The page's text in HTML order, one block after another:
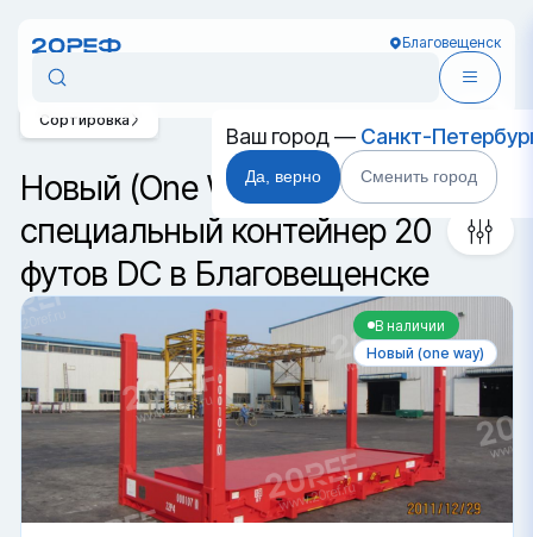
Благовещенск
Ваш город — Санкт-
Да, верно Сменить город
Новый (One Way)
специальный контейнер 20
футов DC в Благовещенске
Сортировка
В наличии
Новый (one way)